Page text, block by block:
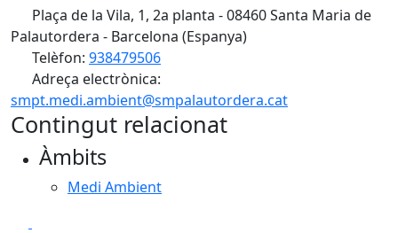
Plaça de la Vila, 1, 2a planta - 08460 Santa Maria de
Palautordera - Barcelona (Espanya)
Telèfon: 938479506
Adreça electrònica:
smpt.medi.ambient@smpalautordera.cat
Contingut relacionat
Àmbits
Medi Ambient